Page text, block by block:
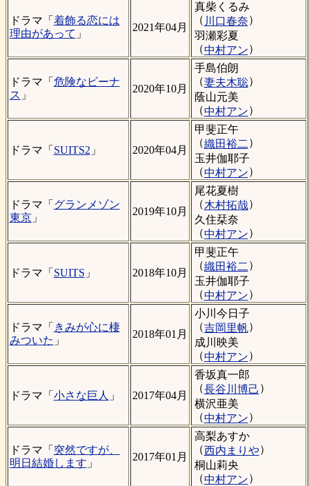
ドラマ「 着飾る恋には
理由があって 」
2021年04月
真柴くるみ
（ 川口春奈）
羽瀬彩夏
（中村アン）
ドラマ「 危険なビーナ
ス 」
2020年10月
手島伯朗
（妻夫木聡）
蔭山元美
（中村アン）
ドラマ「 SUITS2 」 2020年04月
甲斐正午
（織田裕二 ）
玉井伽耶子
（中村アン）
ドラマ「 グランメゾン
東京」
2019年10月
尾花夏樹
（木村拓哉）
久住栞奈
（中村アン）
ドラマ「 SUITS 」 2018年10月
甲斐正午
（織田裕二 ）
玉井伽耶子
（中村アン）
ドラマ「 きみが心に棲
みついた 」
2018年01月
小川今日子
（吉岡里帆）
成川映美
（中村アン）
ドラマ「 小さな巨人 」 2017年04月
香坂真一郎
（長谷川博己 ）
横沢亜美
（中村アン）
ドラマ「 突然ですが、
明日結婚します 」
2017年01月
高梨あすか
（西内まりや）
桐山莉央
（中村アン）